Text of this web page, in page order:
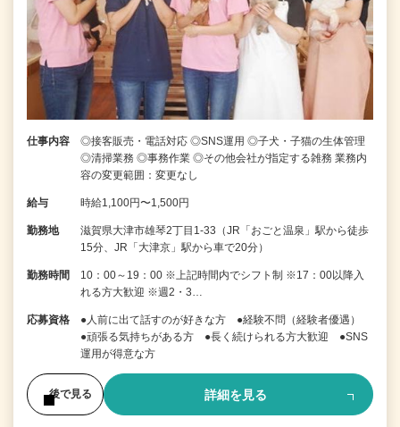
仕事内容
◎接客販売・電話対応 ◎SNS運用 ◎子犬・子猫の生体管理
◎清掃業務 ◎事務作業 ◎その他会社が指定する雑務 業務内
容の変更範囲：変更なし
給与 時給1,100円〜1,500円
勤務地
滋賀県大津市雄琴2丁目1-33（JR「おごと温泉」駅から徒歩
15分、JR「大津京」駅から車で20分）
勤務時間
10：00～19：00 ※上記時間内でシフト制 ※17：00以降入
れる方大歓迎 ※週2・3…
応募資格
●人前に出て話すのが好きな方 ●経験不問（経験者優遇）
●頑張る気持ちがある方 ●長く続けられる方大歓迎 ●SNS
運用が得意な方
後で見る 詳細を見る